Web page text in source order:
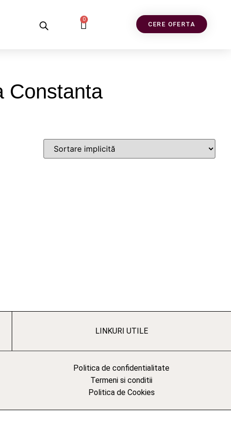
0
CERE OFERTA
Constanta
LINKURI UTILE
Politica de confidentialitate
Termeni si conditii
Politica de Cookies